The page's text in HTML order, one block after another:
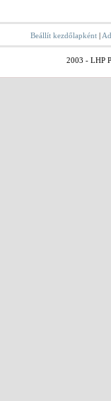
Beállít kezdőlapként |
2003 - LHP